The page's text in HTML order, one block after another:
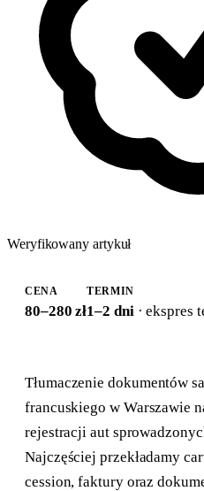
Weryfikowany artykuł
CENA
80–280 zł
TERMIN
1–2 dni· ekspres
Tłumaczenie dokumentów
francuskiego w Warszawie
rejestracji aut
Najczęściej przekładamy
cession, faktury oraz